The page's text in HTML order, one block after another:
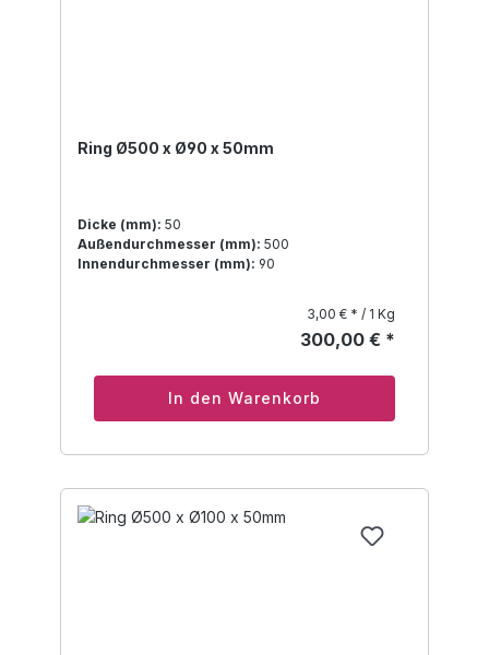
Ring Ø500 x Ø90 x 50mm
Dicke (mm): 50
Außendurchmesser (mm): 500
Innendurchmesser (mm): 90
3,00 € * / 1 Kg
300,00 € *
In den Warenkorb